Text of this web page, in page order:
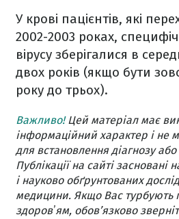
У крові пацієнтів, які
2002-2003 роках,
вірусу зберігалися в
двох років (якщо бути
року до трьох).
Важливо!Цей матеріал має
інформаційний характер і не
для встановлення діагнозу
Публікації на сайті засновані
і науково обґрунтованих
медицини. Якщо Вас турбують
здоровʼям, обов’язково